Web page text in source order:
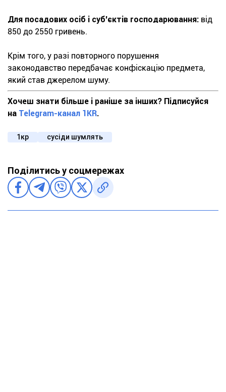
Для посадових осіб і суб'єктів господарювання: від
850 до 2550 гривень.
Крім того, у разі повторного порушення
законодавство передбачає конфіскацію предмета,
який став джерелом шуму.
Хочеш знати більше і раніше за інших? Підписуйся
на Telegram-канал 1KR.
1кр сусіди шумлять
Поділитись у соцмережах